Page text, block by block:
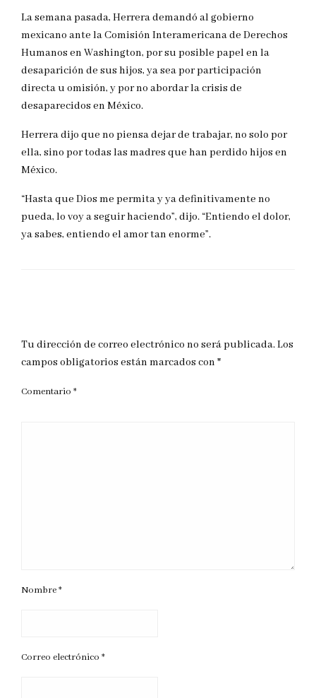
La semana pasada, Herrera demandó al gobierno
mexicano ante la Comisión Interamericana de Derechos
Humanos en Washington, por su posible papel en la
desaparición de sus hijos, ya sea por participación
directa u omisión, y por no abordar la crisis de
desaparecidos en México.
Herrera dijo que no piensa dejar de trabajar, no solo por
ella, sino por todas las madres que han perdido hijos en
México.
“Hasta que Dios me permita y ya definitivamente no
pueda, lo voy a seguir haciendo”, dijo. “Entiendo el dolor,
ya sabes, entiendo el amor tan enorme”.
Tu dirección de correo electrónico no será publicada.Los
campos obligatorios están marcados con *
Comentario *
Nombre*
Correo electrónico *